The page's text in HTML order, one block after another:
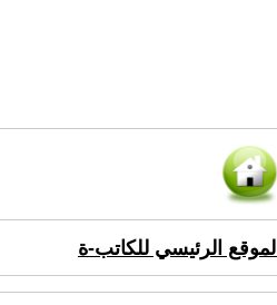
الموقع الرئيسي للكاتب-ة